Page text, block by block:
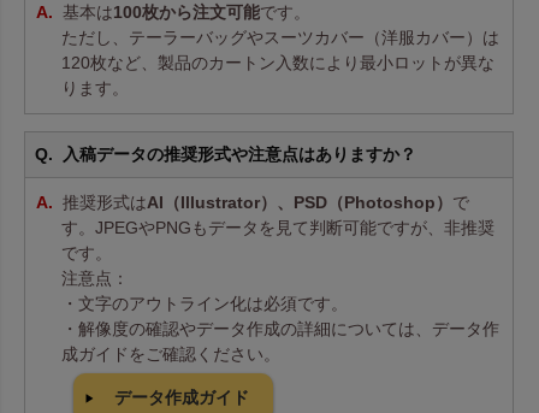
基本は100枚から注文可能です。
ただし、テーラーバッグやスーツカバー（洋服カバー）は
120枚など、製品のカートン入数により最小ロットが異な
ります。
入稿データの推奨形式や注意点はありますか？
推奨形式はAI（Illustrator）、PSD（Photoshop） で
す。JPEGやPNGもデータを見て判断可能ですが、非推奨
です。
注意点：
・文字のアウトライン化は必須です。
・解像度の確認やデータ作成の詳細については、データ作
成ガイドをご確認ください。
データ作成ガイド